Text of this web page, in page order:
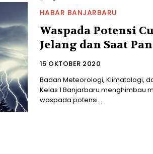
HABAR BANJARBARU
Waspada Potensi
Jelang dan Saat
15 OKTOBER 2020
Badan Meteorologi, Klimatologi,
Kelas 1 Banjarbaru menghimbau
waspada potensi...